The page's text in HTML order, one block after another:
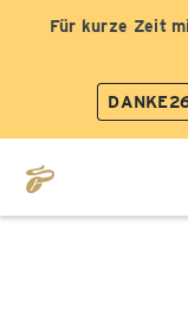
Für kurze Zeit